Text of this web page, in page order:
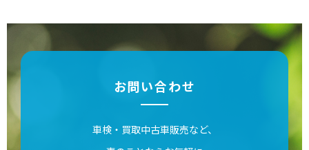
お問い合わせ
車検・買取中古車販売など、